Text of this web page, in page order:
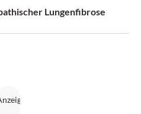
Lungenfibrose